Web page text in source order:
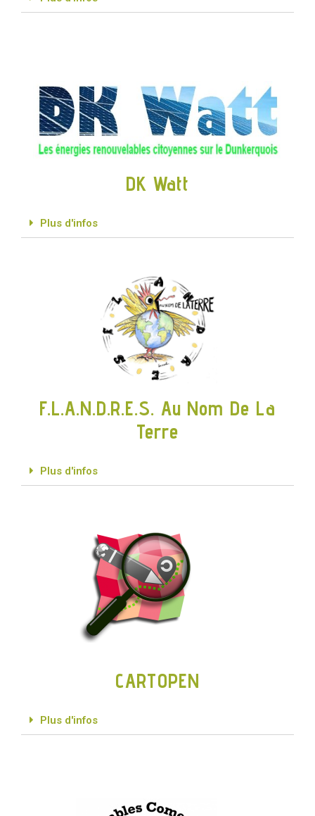
DK Watt
Plus d'infos
F.L.A.N.D.R.E.S. Au Nom De La
Terre
Plus d'infos
CARTOPEN
Plus d'infos